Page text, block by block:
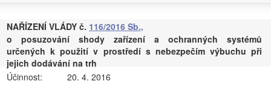
NAŘÍZENÍ VLÁDY č. 116/2016 Sb.,
o posuzování shody zařízení a ochranných systémů
určených k použití v prostředí s nebezpečím výbuchu při
jejich dodávání na trh
Účinnost:
20. 4. 2016